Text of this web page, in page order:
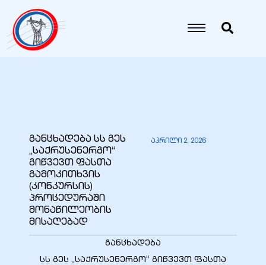
განცხადება სს გეს
„საქრუსენერგო“
გიწვევთ ფასთა
გამოკითხვის
(კონკურსის)
პროცედურაში
მონაწილეობის
მისაღებად
აპრილი 2, 2026
განცხადება
სს გეს „საქრუსენერგო“ გიწვევთ ფასთა